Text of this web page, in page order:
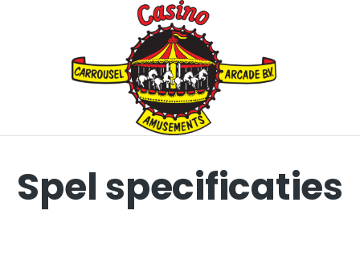
Spel specificaties